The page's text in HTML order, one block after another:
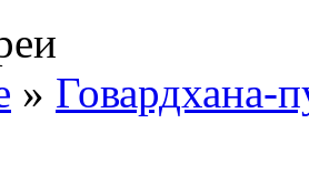
» Говардхана-